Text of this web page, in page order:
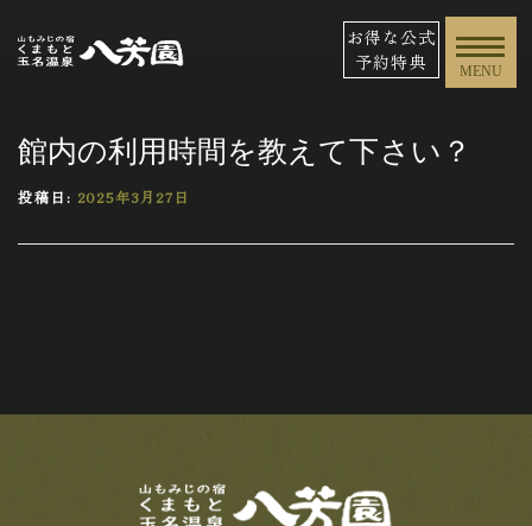
お得な公式
予約特典
MENU
館内の利用時間を教えて下さい？
投稿日: 2025年3月27日